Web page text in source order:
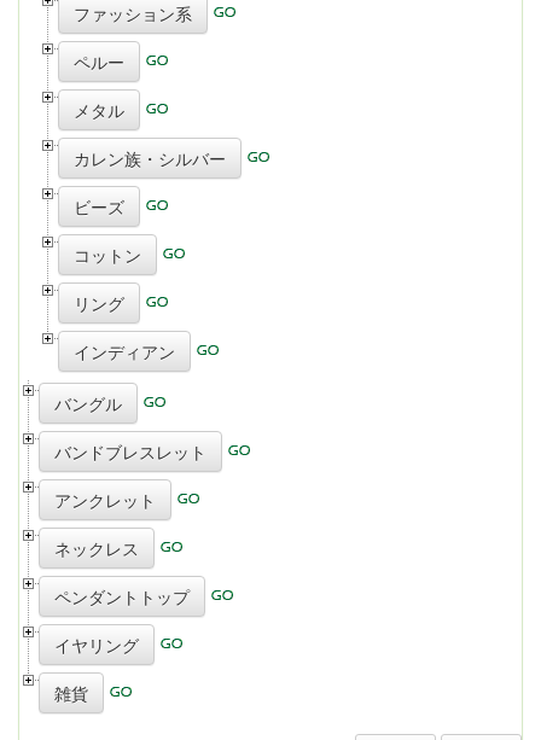
ファッション系
ペルー
メタル
カレン族・シルバー
ビーズ
コットン
リング
インディアン
バングル
バンドブレスレット
アンクレット
ネックレス
ペンダントトップ
イヤリング
雑貨